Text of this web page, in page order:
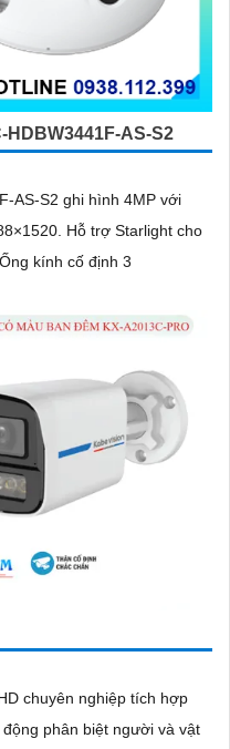
HDBW3441F-AS-S2
AS-S2 ghi hình 4MP với
cho
hình ảnh sáng rõ khi ánh sáng yếu. Ống kính cố định 3
chuyên nghiệp tích hợp
phân biệt người và vật